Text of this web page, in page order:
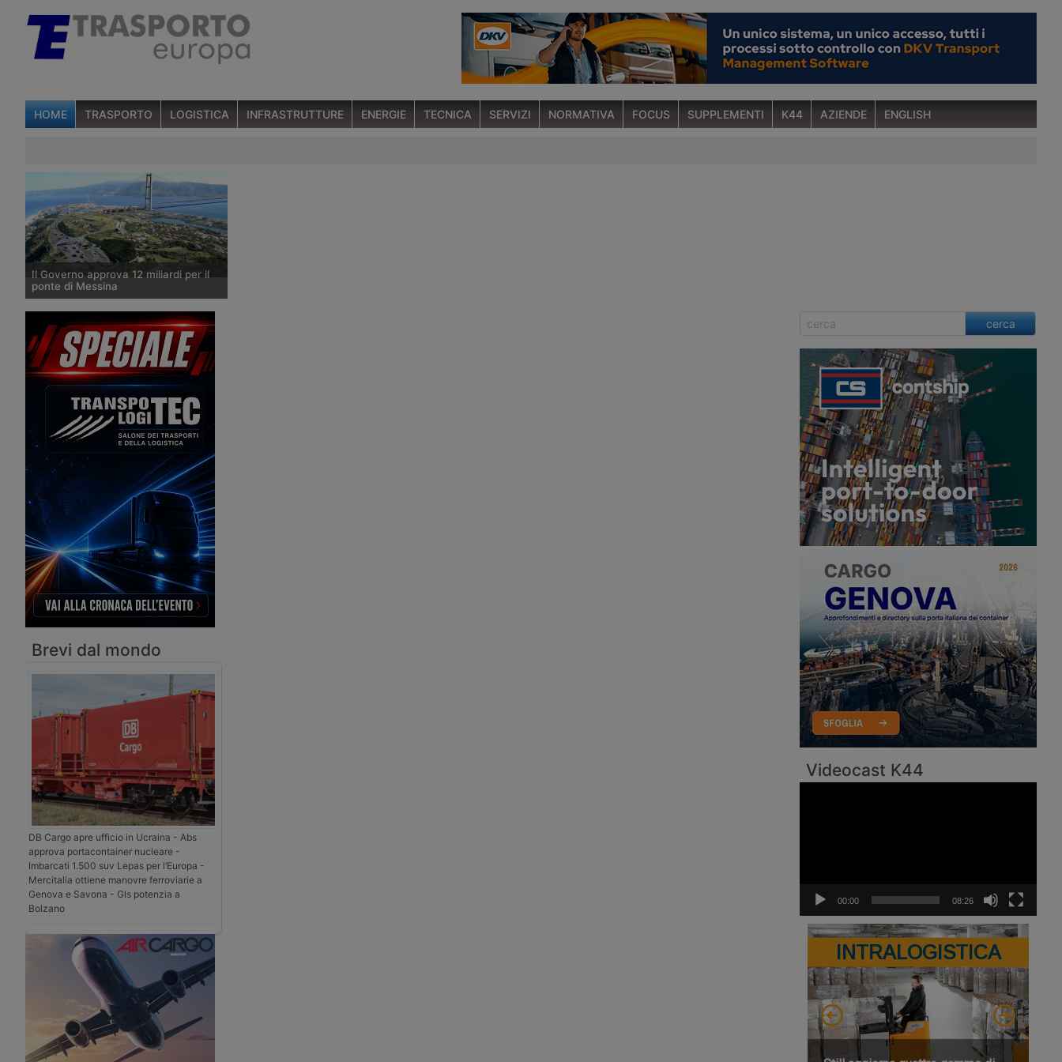
HOME TRASPORTO LOGISTICA INFRASTRUTTURE ENERGIE TECNICA SERVIZI NORMATIVA FOCUS SUPPLEMENTI K44 AZIENDE ENGLISH
Il Governo approva 12 miliardi per il
ponte di Messina
Il Consiglio dei Ministri ha approvato la
spesa di dodici miliardi di euro per la
costruzione del collegamento stabile
tra Calabria e Sicilia, che comprende il
ponte sullo Stretto e nuove strade e
ferrovie di collegamento nelle due
Brevi dal mondo
DB Cargo apre ufficio in Ucraina - Abs
approva portacontainer nucleare -
Imbarcati 1.500 suv Lepas per l’Europa -
Mercitalia ottiene manovre ferroviarie a
Genova e Savona - Gls potenzia a
Bolzano
cerca
Videocast K44
00:00 08:26
INTRALOGISTICA